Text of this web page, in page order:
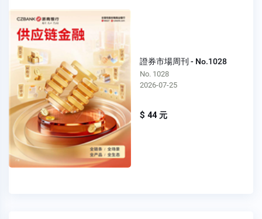
證券市場周刊 - No.1028
No. 1028
2026-07-25
$ 44 元